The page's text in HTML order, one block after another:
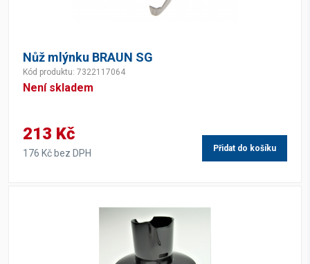
Nůž mlýnku BRAUN SG
Kód produktu: 7322117064
Není skladem
213 Kč
176 Kč bez DPH Přidat do košíku